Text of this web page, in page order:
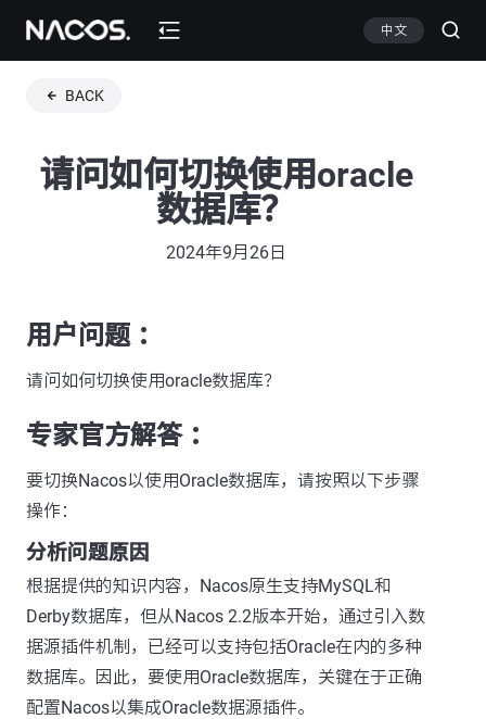
中文
BACK
请问如何切换使用oracle
数据库？
2024年9月26日
用户问题 ：
请问如何切换使用oracle数据库？
专家官方解答 ：
要切换Nacos以使用Oracle数据库，请按照以下步骤
操作：
分析问题原因
根据提供的知识内容，Nacos原生支持MySQL和
Derby数据库，但从Nacos 2.2版本开始，通过引入数
据源插件机制，已经可以支持包括Oracle在内的多种
数据库。因此，要使用Oracle数据库，关键在于正确
配置Nacos以集成Oracle数据源插件。